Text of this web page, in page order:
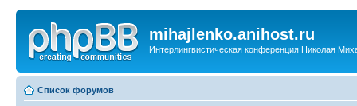
mihajlenko.anihost.ru
Интерлингвистическая конференция Николая
Список форумов